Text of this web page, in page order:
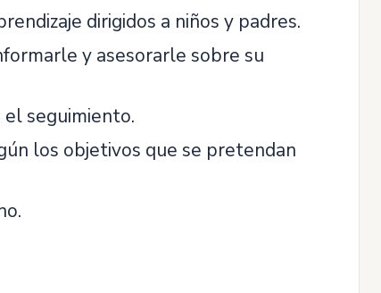
dirigidos a niños y padres.
y asesorarle sobre su
seguimiento.
los objetivos que se pretendan